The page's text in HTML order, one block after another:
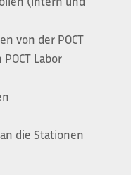
von der POCT
Labor
die Stationen